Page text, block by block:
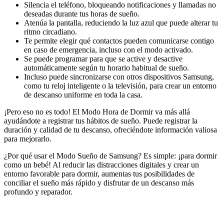
Silencia el teléfono, bloqueando notificaciones y llamadas no
deseadas durante tus horas de sueño.
Atenúa la pantalla, reduciendo la luz azul que puede alterar tu
ritmo circadiano.
Te permite elegir qué contactos pueden comunicarse contigo
en caso de emergencia, incluso con el modo activado.
Se puede programar para que se active y desactive
automáticamente según tu horario habitual de sueño.
Incluso puede sincronizarse con otros dispositivos Samsung,
como tu reloj inteligente o la televisión, para crear un entorno
de descanso uniforme en toda la casa.
¡Pero eso no es todo! El Modo Hora de Dormir va más allá
ayudándote a registrar tus hábitos de sueño. Puede registrar la
duración y calidad de tu descanso, ofreciéndote información valiosa
para mejorarlo.
¿Por qué usar el Modo Sueño de Samsung? Es simple: ¡para dormir
como un bebé! Al reducir las distracciones digitales y crear un
entorno favorable para dormir, aumentas tus posibilidades de
conciliar el sueño más rápido y disfrutar de un descanso más
profundo y reparador.